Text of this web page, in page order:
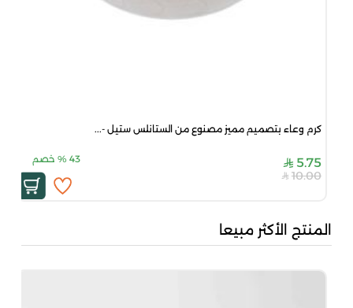
كرم وعاء بتصميم مميز مصنوع من الستانلس ستيل -...
5.75
43
% خصم
10.00
المنتج الأكثر مبيعا